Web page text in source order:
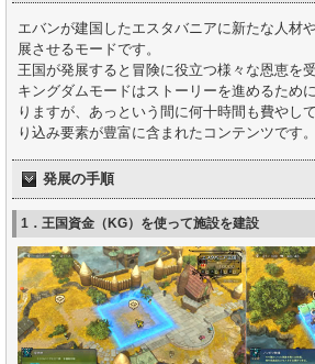
エバンが建国したエスタバニアに新たな人材
展させるモードです。
王国が発展すると冒険に役立つ様々な恩恵を
キングダムモードはストーリーを進めるため
りますが、あっという間に何十時間も費やし
り込み要素が豊富に含まれたコンテンツです。
発展の手順
1．王国資金（KG）を使って施設を建設